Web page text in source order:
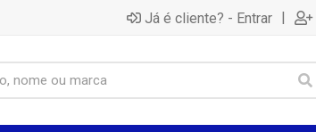
Já é cliente? - Entrar |